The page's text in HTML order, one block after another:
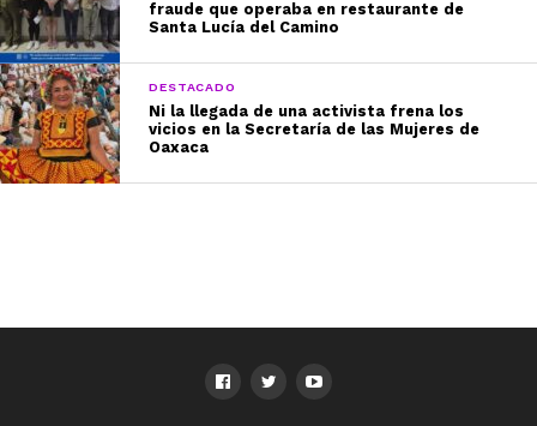
fraude que operaba en restaurante de
Santa Lucía del Camino
DESTACADO
Ni la llegada de una activista frena los
vicios en la Secretaría de las Mujeres de
Oaxaca